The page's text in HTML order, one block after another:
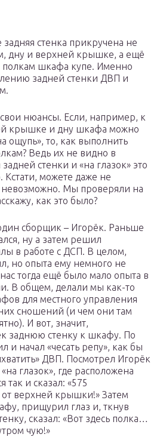
стенка прикручена не
дну и верхней крышке, а ещё
полкам шкафа купе. Именно
задней стенки ДВП и
нюансы. Если, например, к
крышке и дну шкафа можно
ощупь», то, как выполнить
Ведь их не видно в
стенки и «на глазок» это
Кстати, можете даже не
невозможно. Мы проверяли на
как это было?
сборщик – Игорёк. Раньше
ну а затем решил
в работе с ДСП. В целом,
но опыта ему немного не
тогда ещё было мало опыта в
В общем, делали мы как-то
для местного управления
сношений (и чем они там
И вот, значит,
заднюю стенку к шкафу. По
и начал «чесать репу», как бы
ДВП. Посмотрел Игорёк
глазок», где расположена
так и сказал: «575
верхней крышки!» Затем
прищурил глаз и, ткнув
сказал: «Вот здесь полка…
чую!»